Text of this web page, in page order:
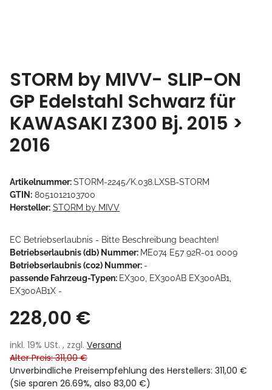
STORM by MIVV- SLIP-ON
GP Edelstahl Schwarz für
KAWASAKI Z300 Bj. 2015 >
2016
Artikelnummer:STORM-2245/K.038.LXSB-STORM
GTIN: 8051012103700
Hersteller: STORM by MIVV
EC Betriebserlaubnis - Bitte Beschreibung beachten!
Betriebserlaubnis (db) Nummer: ME074 E57 92R-01 0009
Betriebserlaubnis (co2) Nummer: -
passende Fahrzeug-Typen: EX300, EX300AB EX300AB1,
EX300AB1X -
228,00 €
inkl. 19% USt. , zzgl. Versand
Alter Preis: 311,00 €
Unverbindliche Preisempfehlung des Herstellers: 311,00 €
(Sie sparen 26.69%, also 83,00 €)